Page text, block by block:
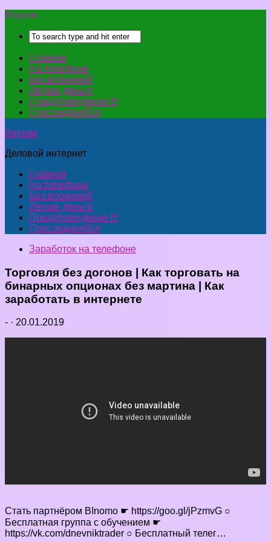
Верняк
Главная
На телефоне
Без вложений
Легкие деньги
Предупреждение !!!
Присоединяйся
Верняк
Деловой интернет
Главная
На телефоне
Без вложений
Легкие деньги
Предупреждение !!!
Присоединяйся
Заработок на телефоне
Торговля без догонов | Как торговать на
бинарных опционах без мартина | Как
заработать в интернете
- · 20.01.2019
Стать партнёром BInomo ☛ https://goo.gl/jPzmvG ○
Бесплатная группа с обучением ☛
https://vk.com/dnevniktrader ○ Бесплатный телег…